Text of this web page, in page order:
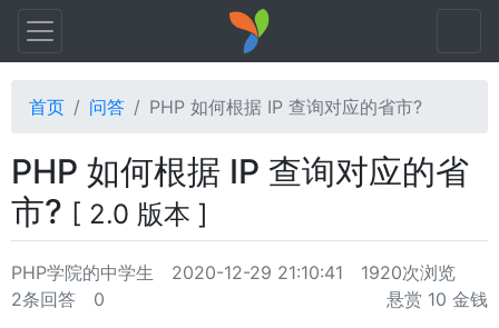
首页 问答 PHP 如何根据 IP 查询对应的省市?
PHP 如何根据 IP 查询对应的省
市? [ 2.0 版本 ]
PHP学院的中学生 2020-12-29 21:10:41
1920次浏览
2条回答
0 悬赏 10 金钱